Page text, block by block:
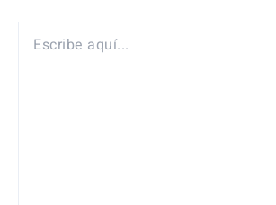
AQUÍ...